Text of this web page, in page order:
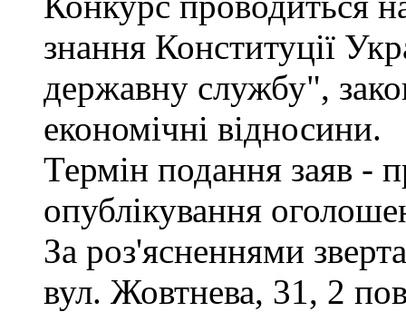
знання Конституції
державну службу",
економічні відносини.
Термін подання заяв -
опублікування
За роз'ясненнями
вул. Жовтнева, 31, 2